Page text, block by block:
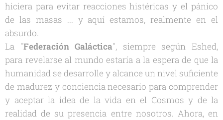
hiciera para evitar reacciones histéricas y el pánico
de las masas ... y aquí estamos, realmente en el
absurdo.
La "Federación Galáctica", siempre según Eshed,
para revelarse al mundo estaría a la espera de que la
humanidad se desarrolle y alcance un nivel suficiente
de madurez y conciencia necesario para comprender
y aceptar la idea de la vida en el Cosmos y de la
realidad de su presencia entre nosotros. Ahora, en